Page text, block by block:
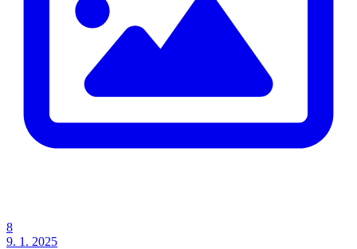
8
9. 1. 2025